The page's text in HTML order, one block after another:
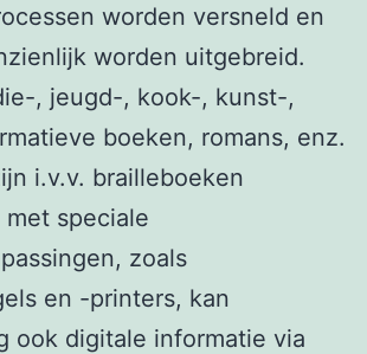
worden versneld en
worden uitgebreid.
, jeugd-, kook-, kunst-,
boeken, romans, enz.
i.v.v. brailleboeken
met speciale
zoals
en -printers, kan
ook digitale informatie via